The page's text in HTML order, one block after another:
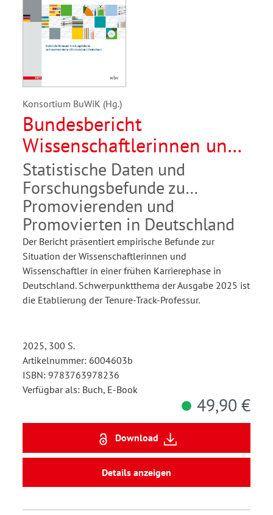
Konsortium BuWiK (Hg.)
Bundesbericht
Wissenschaftlerinnen und
Wissenschaftler in einer
frühen Karrierephase 2025
Statistische Daten und
Forschungsbefunde zu
Promovierenden und
Promovierten in Deutschland
Der Bericht präsentiert empirische Befunde zur
Situation der Wissenschaftlerinnen und
Wissenschaftler in einer frühen Karrierephase in
Deutschland. Schwerpunktthema der Ausgabe 2025 ist
die Etablierung der Tenure-Track-Professur.
2025, 300 S.
Artikelnummer: 6004603b
ISBN: 9783763978236
Verfügbar als: Buch, E-Book
49,90 €
Download
Details anzeigen